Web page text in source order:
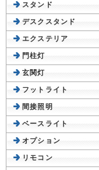
スタンド
デスクスタンド
エクステリア
門柱灯
玄関灯
フットライト
間接照明
ベースライト
オプション
リモコン